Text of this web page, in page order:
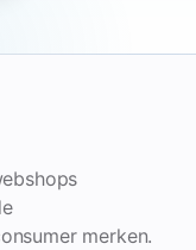
merken.